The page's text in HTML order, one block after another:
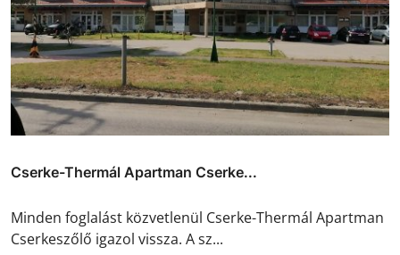
Cserke-Thermál Apartman Cserke...
Minden foglalást közvetlenül Cserke-Thermál Apartman
Cserkeszőlő igazol vissza. A sz...